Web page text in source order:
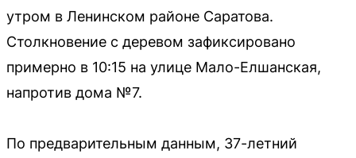
утром в Ленинском районе Саратова.
Столкновение с деревом зафиксировано
примерно в 10:15 на улице Мало-Елшанская,
напротив дома №7.
По предварительным данным, 37-летний